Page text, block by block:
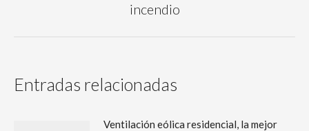
incendio
Entradas relacionadas
Ventilación eólica residencial, la mejor